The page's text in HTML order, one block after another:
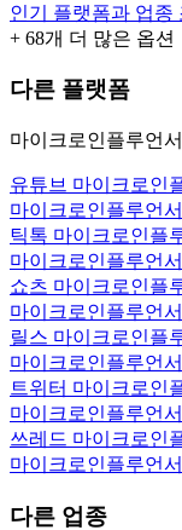
인기 플랫폼과 업종
+ 68개 더 많은 옵션
다른 플랫폼
마이크로인플루언
유튜브 마이크로인
마이크로인플루언
틱톡 마이크로인플
마이크로인플루언
쇼츠 마이크로인플
마이크로인플루언
릴스 마이크로인플
마이크로인플루언
트위터 마이크로인
마이크로인플루언
쓰레드 마이크로인
마이크로인플루언
다른 업종